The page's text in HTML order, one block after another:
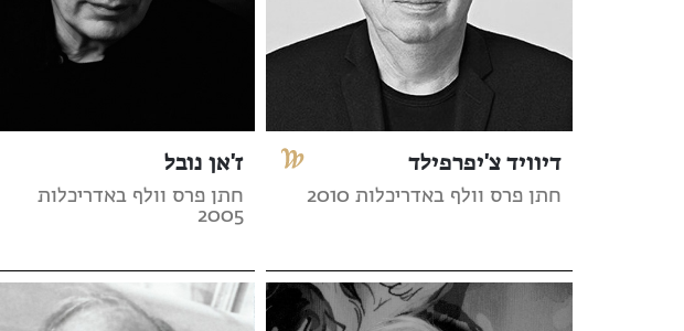
דיוויד צ'יפרפילד
חתן פרס וולף באדריכלות 2010
ז'אן נובל
חתן פרס וולף באדריכלות
2005